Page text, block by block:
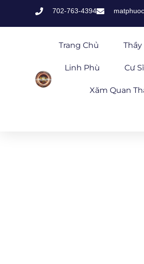
702-763-4394
Trang Chủ
Linh Phù Cư
Xăm Quan